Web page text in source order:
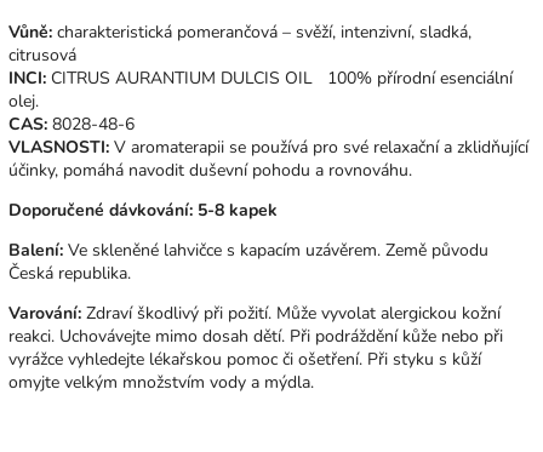
Vůně: charakteristická pomerančová – svěží, intenzivní, sladká,
citrusová
INCI: CITRUS AURANTIUM DULCIS OIL 100% přírodní esenciální
olej.
CAS: 8028-48-6
VLASNOSTI: V aromaterapii se používá pro své relaxační a zklidňující
účinky, pomáhá navodit duševní pohodu a rovnováhu.
Doporučené dávkování: 5-8 kapek
Balení: Ve skleněné lahvičce s kapacím uzávěrem. Země původu
Česká republika.
Varování: Zdraví škodlivý při požití. Může vyvolat alergickou kožní
reakci. Uchovávejte mimo dosah dětí. Při podráždění kůže nebo při
vyrážce vyhledejte lékařskou pomoc či ošetření. Při styku s kůží
omyjte velkým množstvím vody a mýdla.